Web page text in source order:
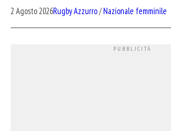
2 Agosto 2026Rugby Azzurro/Nazionale femminile